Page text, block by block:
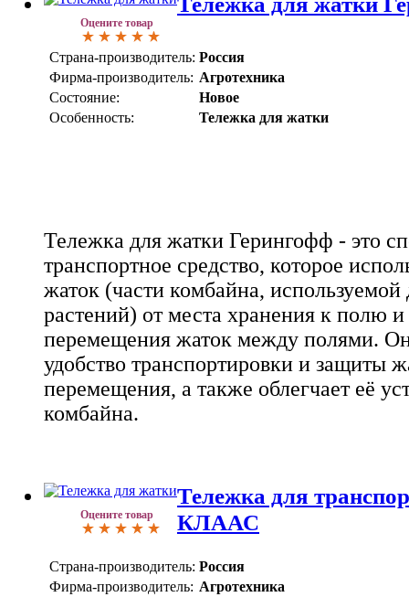
Оцените товар
Страна-производитель: Россия
Фирма-производитель: Агротехника
Состояние:
Новое
Особенность:
Тележка для жатки
Тележка для жатки Герингофф - это
транспортное средство, которое
жаток (части комбайна,
растений) от места хранения к полю
перемещения жаток между полями.
удобство транспортировки и защиты
перемещения, а также облегчает её
комбайна.
Оцените товар
Тележка для
КЛААС
Страна-производитель: Россия
Фирма-производитель: Агротехника